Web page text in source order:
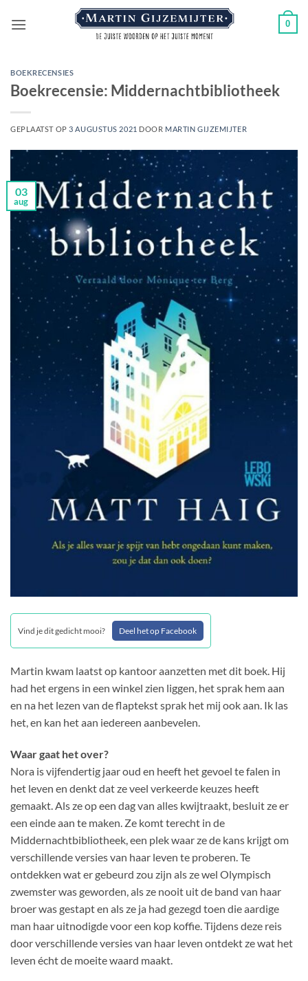
naar
0
BOEKRECENSIES
Boekrecensie: Middernachtbibliotheek
GEPLAATST OP 3 AUGUSTUS 2021 DOOR MARTIN GIJZEMIJTER
03
aug
Vind je dit gedicht mooi? Deel het op Facebook
Martin kwam laatst op kantoor aanzetten met dit boek. Hij
had het ergens in een winkel zien liggen, het sprak hem aan
en na het lezen van de flaptekst sprak het mij ook aan. Ik las
het, en kan het aan iedereen aanbevelen.
Waar gaat het over?
Nora is vijfendertig jaar oud en heeft het gevoel te falen in
het leven en denkt dat ze veel verkeerde keuzes heeft
gemaakt. Als ze op een dag van alles kwijtraakt, besluit ze er
een einde aan te maken. Ze komt terecht in de
Middernachtbibliotheek, een plek waar ze de kans krijgt om
verschillende versies van haar leven te proberen. Te
ontdekken wat er gebeurd zou zijn als ze wel Olympisch
zwemster was geworden, als ze nooit uit de band van haar
broer was gestapt en als ze ja had gezegd toen die aardige
man haar uitnodigde voor een kop koffie. Tijdens deze reis
door verschillende versies van haar leven ontdekt ze wat het
leven écht de moeite waard maakt.